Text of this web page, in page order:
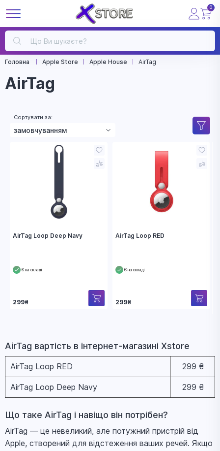
0
Головна Apple Store Apple House AirTag
AirTag
Сортувати за:
замовчуванням
зростанням ціни
AirTag Loop Deep Navy
Є на складі
299₴
AirTag Loop RED
Є на складі
299₴
AirTag вapтіcть в інтернет-магазині Xstore
AirTag Loop RED 299 ₴
AirTag Loop Deep Navy 299 ₴
Що таке AirTag і навіщо він потрібен?
AirTag — це невеликий, але потужний пристрій від
Apple, створений для відстеження ваших речей. Якщо